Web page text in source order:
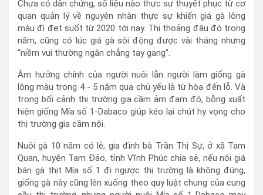
Chưa có dẫn chứng, số liệu nào thực sự thuyết phục từ cơ
quan quản lý về nguyên nhân thực sự khiến giá gà lông
màu đì đẹt suốt từ 2020 tới nay. Thi thoảng đâu đó trong
năm, cũng có lúc giá gà sôi động được vài tháng nhưng
“niềm vui thường ngắn chẳng tay gang”.
Âm hưởng chính của người nuôi lẫn người làm giống gà
lông màu trong 4 - 5 năm qua chủ yếu là từ hòa đến lỗ. Và
trong bối cảnh thị trường gia cầm ảm đạm đó, bỗng xuất
hiện giống Mía số 1-Dabaco giúp kéo lại chút hy vọng cho
thị trường gia cầm nội.
Nuôi gà 10 năm có lẻ, gia đình bà Trần Thị Sự, ở xã Tam
Quan, huyện Tam Đảo, tỉnh Vĩnh Phúc chia sẻ, nếu nói giá
bán gà thịt Mía số 1 đi ngược thị trường là không đúng,
giống gà này cũng lên xuống theo quy luật chung của cung